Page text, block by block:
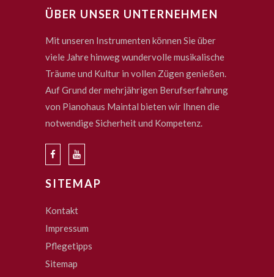
ÜBER UNSER UNTERNEHMEN
Mit unseren Instrumenten können Sie über
viele Jahre hinweg wundervolle musikalische
Träume und Kultur in vollen Zügen genießen.
Auf Grund der mehrjährigen Berufserfahrung
von Pianohaus Maintal bieten wir Ihnen die
notwendige Sicherheit und Kompetenz.
SITEMAP
Kontakt
Impressum
Pflegetipps
Sitemap